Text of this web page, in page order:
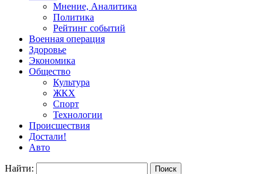
Мнение, Аналитика
Политика
Рейтинг событий
Военная операция
Здоровье
Экономика
Общество
Культура
ЖКХ
Спорт
Технологии
Происшествия
Достали!
Авто
Найти: